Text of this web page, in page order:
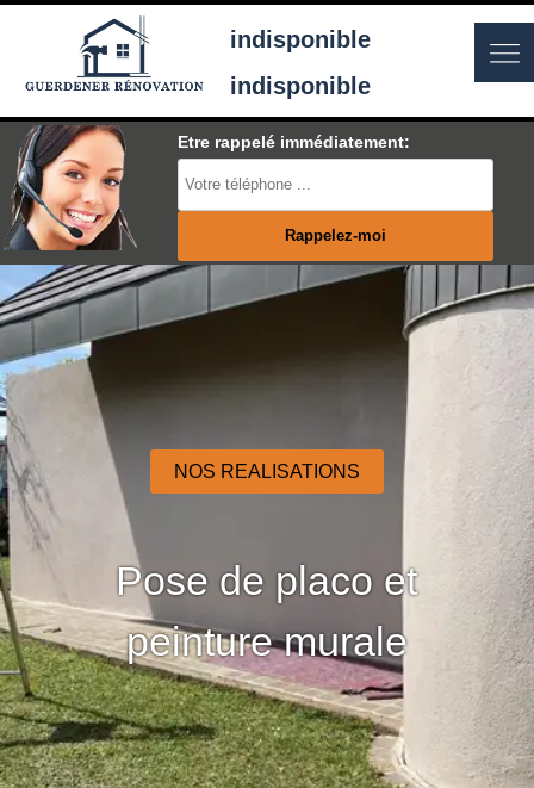
indisponible
indisponible
Etre rappelé immédiatement:
NOS REALISATIONS
Pose de placo et
peinture murale